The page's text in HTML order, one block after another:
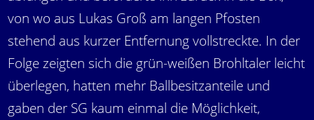
von wo aus Lukas Groß am langen Pfosten
stehend aus kurzer Entfernung vollstreckte. In der
Folge zeigten sich die grün-weißen Brohltaler leicht
überlegen, hatten mehr Ballbesitzanteile und
gaben der SG kaum einmal die Möglichkeit,